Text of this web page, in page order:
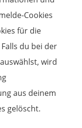
Cookies
für die
du bei der
wird
aus deinem
gelöscht.